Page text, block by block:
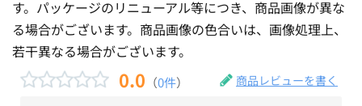
す。パッケージのリニューアル等につき、商品画像が異な
る場合がございます。商品画像の色合いは、画像処理上、
若干異なる場合がございます。
0.0 （0件） 商品レビューを書く